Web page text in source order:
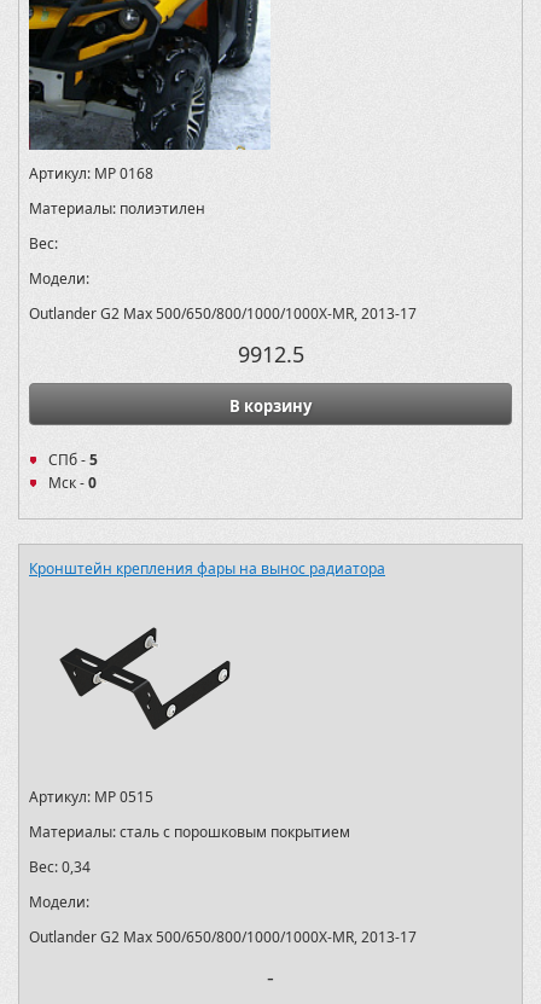
Артикул: MP 0168
Материалы: полиэтилен
Вес:
Модели:
Outlander G2 Max 500/650/800/1000/1000X-MR, 2013-17
9912.5
В корзину
СПб -5
Мск -0
Кронштейн крепления фары на вынос радиатора
Артикул: MP 0515
Материалы:сталь с порошковым покрытием
Вес:0,34
Модели:
Outlander G2 Max 500/650/800/1000/1000X-MR, 2013-17
-